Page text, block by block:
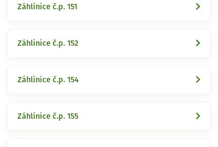
Záhlinice č.p. 151
Záhlinice č.p. 152
Záhlinice č.p. 154
Záhlinice č.p. 155